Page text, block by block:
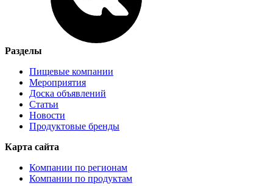
Разделы
Пищевые компании
Мероприятия
Доска объявлений
Статьи
Новости
Продуктовые бренды
Карта сайта
Компании по регионам
Компании по продуктам